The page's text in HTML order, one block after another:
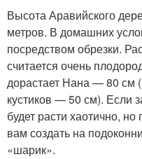
Высота Аравийского
метров. В домашних
посредством обрезки.
считается очень
дорастает Нана — 80 см
кустиков — 50 см). Если
будет расти хаотично,
вам создать на
«шарик».